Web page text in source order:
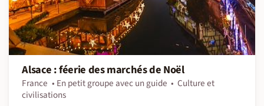
Alsace : féerie des marchés de Noël
France En petit groupe avec un guide
Culture et
civilisations